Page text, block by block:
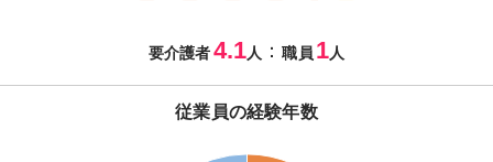
要介護者4.1人 ：職員 1人
従業員の経験年数